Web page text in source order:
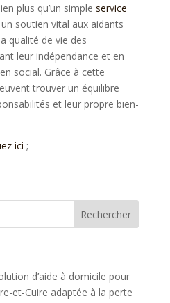
plus qu’un simple service
soutien vital aux aidants
qualité de vie des
leur indépendance et en
social. Grâce à cette
trouver un équilibre
et leur propre bien-
ici ;
d’aide à domicile pour
et-Cuire adaptée à la perte